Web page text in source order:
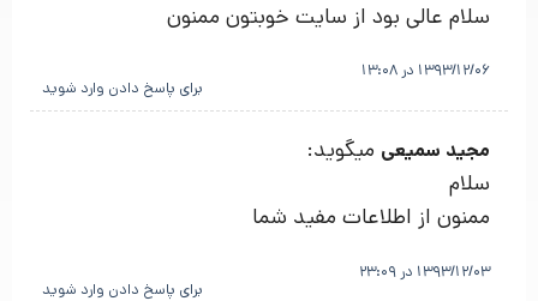
سلام عالی بود از سایت خوبتون ممنون
1393/12/06 در 13:08
برای پاسخ دادن وارد شوید
مجید سمیعی میگوید:
سلام
ممنون از اطلاعات مفید شما
1393/12/03 در 23:09
برای پاسخ دادن وارد شوید